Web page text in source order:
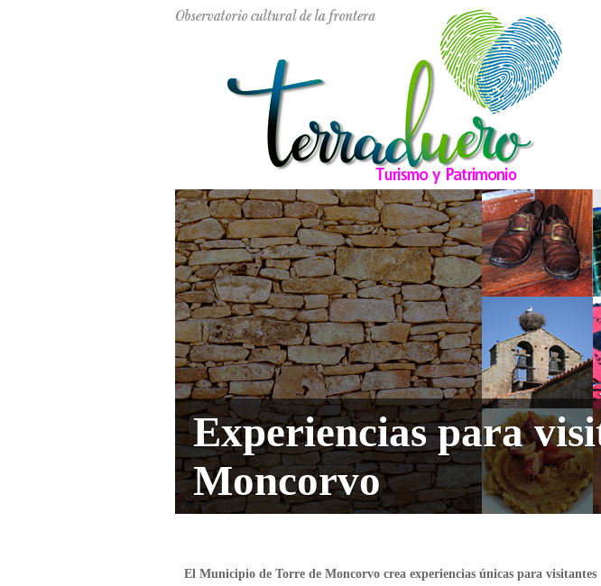
Experiencias para
Moncorvo
El Municipio de Torre de Moncorvo crea experiencias únicas para visitantes